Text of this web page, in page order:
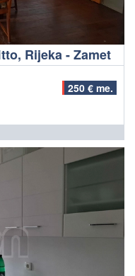
Rijeka - Zamet
250 € me.